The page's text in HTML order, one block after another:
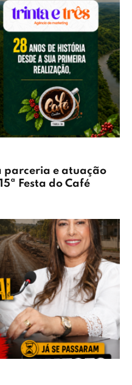
parceria e atuação
Festa do Café